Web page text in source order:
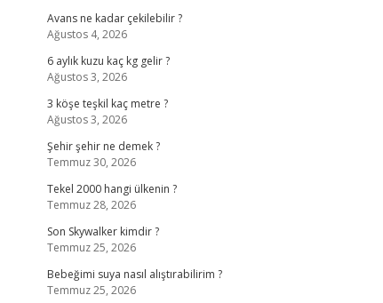
Avans ne kadar çekilebilir ?
Ağustos 4, 2026
6 aylık kuzu kaç kg gelir ?
Ağustos 3, 2026
3 köşe teşkil kaç metre ?
Ağustos 3, 2026
Şehir şehir ne demek ?
Temmuz 30, 2026
Tekel 2000 hangi ülkenin ?
Temmuz 28, 2026
Son Skywalker kimdir ?
Temmuz 25, 2026
Bebeğimi suya nasıl alıştırabilirim ?
Temmuz 25, 2026